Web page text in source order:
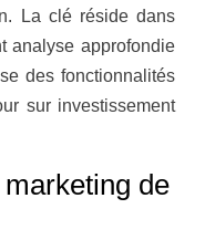
La clé réside dans
analyse approfondie
des fonctionnalités
sur investissement
de